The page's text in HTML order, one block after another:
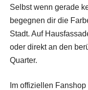
Selbst wenn gerade
begegnen dir die
Stadt. Auf
oder direkt an den
Quarter.
Im offiziellen Fanshop